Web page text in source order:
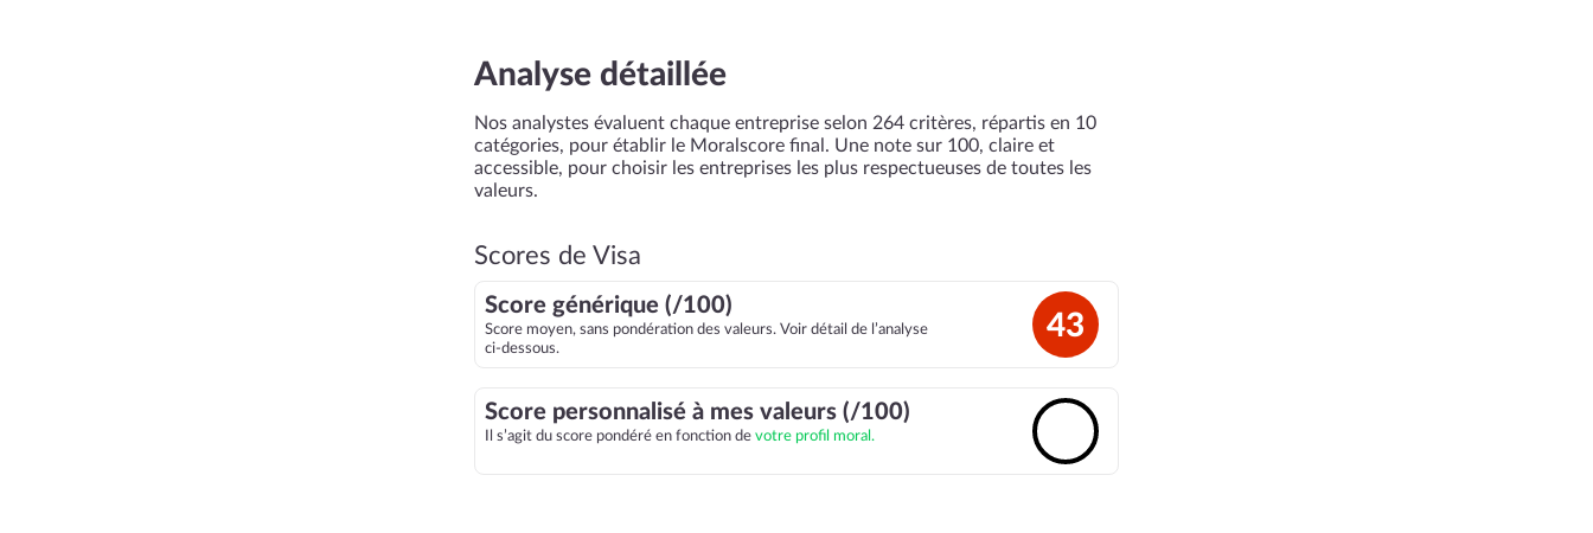
Analyse détaillée
Nos analystes évaluent chaque entreprise selon 264 critères, répartis en 10
catégories, pour établir le Moralscore final. Une note sur 100, claire et
accessible, pour choisir les entreprises les plus respectueuses de toutes les
valeurs.
Scores de Visa
Score générique (/100)
Score moyen, sans pondération des valeurs. Voir détail de l’analyse
ci-dessous.
43
Score personnalisé à mes valeurs (/100)
Il s’agit du score pondéré en fonction de votre profil moral.